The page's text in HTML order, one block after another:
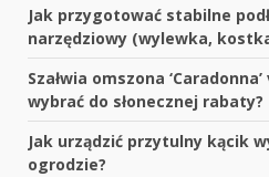
Jak przygotować stabilne
narzędziowy (wylewka,
Szałwia omszona
wybrać do słonecznej rabaty?
Jak urządzić przytulny kącik
ogrodzie?